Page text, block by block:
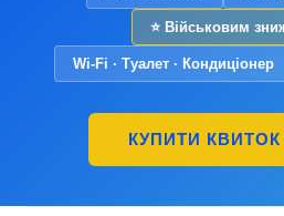
⭐ Військовим
Wi-Fi · Туалет · Кондиціонер
КУПИТИ